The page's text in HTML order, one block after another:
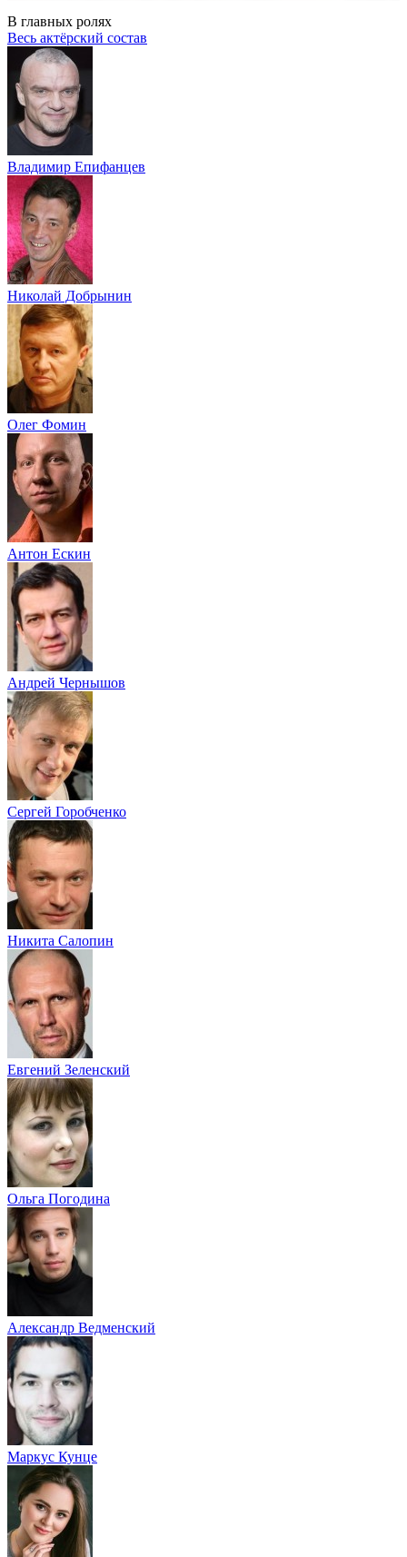
В главных ролях
Весь актёрский состав
Владимир Епифанцев
Николай Добрынин
Олег Фомин
Антон Ескин
Андрей Чернышов
Сергей Горобченко
Никита Салопин
Евгений Зеленский
Ольга Погодина
Александр Ведменский
Маркус Кунце